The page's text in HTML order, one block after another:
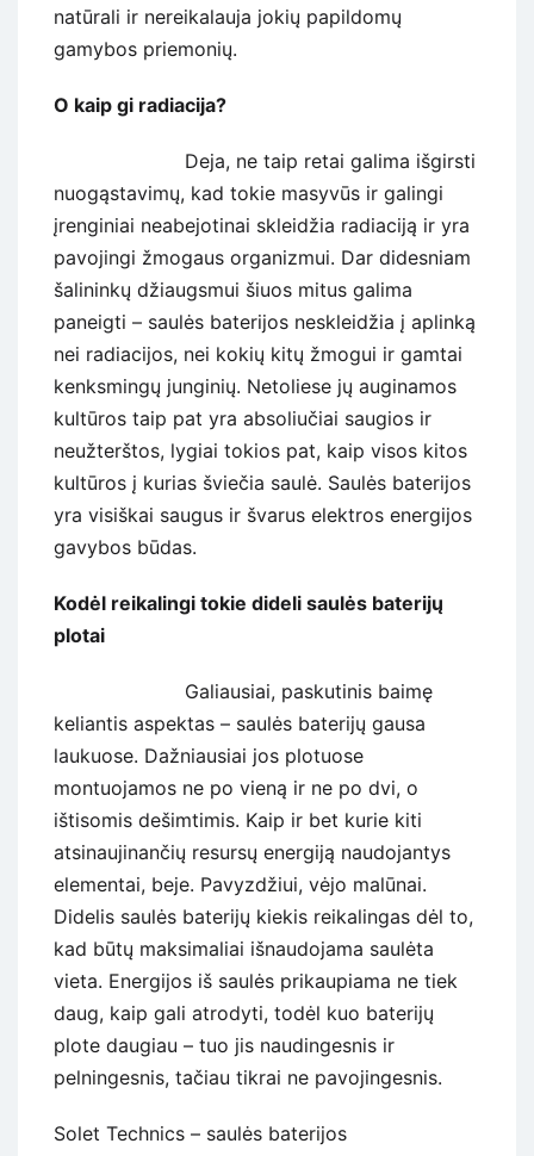
natūrali ir nereikalauja jokių papildomų
gamybos priemonių.
O kaip gi radiacija?
Deja, ne taip retai galima išgirsti
nuogąstavimų, kad tokie masyvūs ir galingi
įrenginiai neabejotinai skleidžia radiaciją ir yra
pavojingi žmogaus organizmui. Dar didesniam
šalininkų džiaugsmui šiuos mitus galima
paneigti – saulės baterijos neskleidžia į aplinką
nei radiacijos, nei kokių kitų žmogui ir gamtai
kenksmingų junginių. Netoliese jų auginamos
kultūros taip pat yra absoliučiai saugios ir
neužterštos, lygiai tokios pat, kaip visos kitos
kultūros į kurias šviečia saulė. Saulės baterijos
yra visiškai saugus ir švarus elektros energijos
gavybos būdas.
Kodėl reikalingi tokie dideli saulės baterijų
plotai
Galiausiai, paskutinis baimę
keliantis aspektas – saulės baterijų gausa
laukuose. Dažniausiai jos plotuose
montuojamos ne po vieną ir ne po dvi, o
ištisomis dešimtimis. Kaip ir bet kurie kiti
atsinaujinančių resursų energiją naudojantys
elementai, beje. Pavyzdžiui, vėjo malūnai.
Didelis saulės baterijų kiekis reikalingas dėl to,
kad būtų maksimaliai išnaudojama saulėta
vieta. Energijos iš saulės prikaupiama ne tiek
daug, kaip gali atrodyti, todėl kuo baterijų
plote daugiau – tuo jis naudingesnis ir
pelningesnis, tačiau tikrai ne pavojingesnis.
Solet Technics – saulės baterijos